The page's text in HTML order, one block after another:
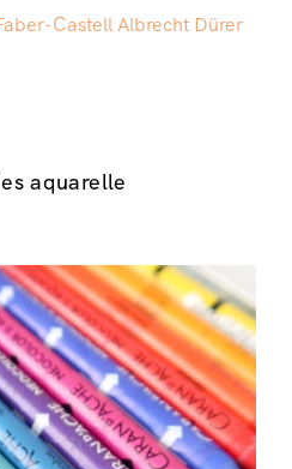
Castell Albrecht Dürer
aquarelle